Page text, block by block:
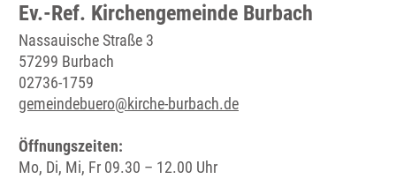
Ev.-Ref. Kirchengemeinde Burbach
Nassauische Straße 3
57299 Burbach
02736-1759
gemeindebuero@kirche-burbach.de
Öffnungszeiten:
Mo, Di, Mi, Fr 09.30 – 12.00 Uhr